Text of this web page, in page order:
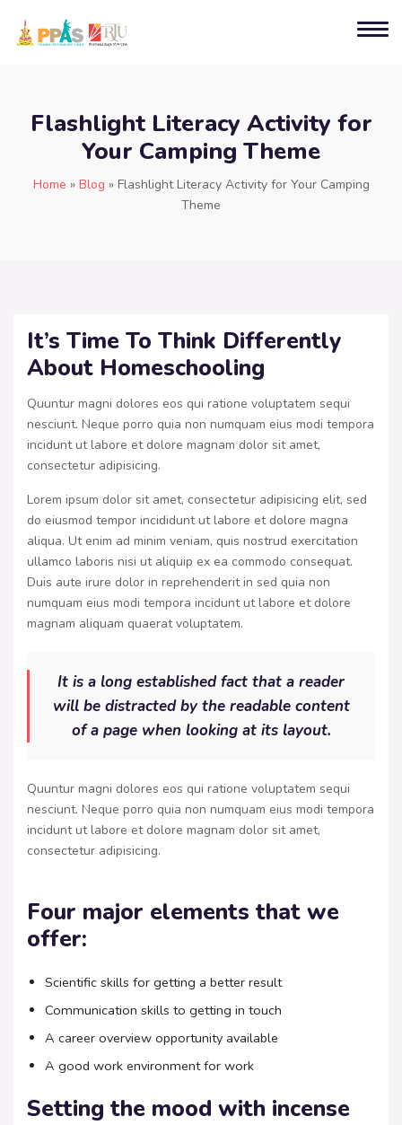
Flashlight Literacy Activity for
Your Camping Theme
Home » Blog » Flashlight Literacy Activity for Your Camping
Theme
It’s Time To Think Differently
About Homeschooling
Quuntur magni dolores eos qui ratione voluptatem sequi
nesciunt. Neque porro quia non numquam eius modi tempora
incidunt ut labore et dolore magnam dolor sit amet,
consectetur adipisicing.
Lorem ipsum dolor sit amet, consectetur adipisicing elit, sed
do eiusmod tempor incididunt ut labore et dolore magna
aliqua. Ut enim ad minim veniam, quis nostrud exercitation
ullamco laboris nisi ut aliquip ex ea commodo consequat.
Duis aute irure dolor in reprehenderit in sed quia non
numquam eius modi tempora incidunt ut labore et dolore
magnam aliquam quaerat voluptatem.
It is a long established fact that a reader
will be distracted by the readable content
of a page when looking at its layout.
Quuntur magni dolores eos qui ratione voluptatem sequi
nesciunt. Neque porro quia non numquam eius modi tempora
incidunt ut labore et dolore magnam dolor sit amet,
consectetur adipisicing.
Four major elements that we
offer:
Scientific skills for getting a better result
Communication skills to getting in touch
A career overview opportunity available
A good work environment for work
Setting the mood with incense